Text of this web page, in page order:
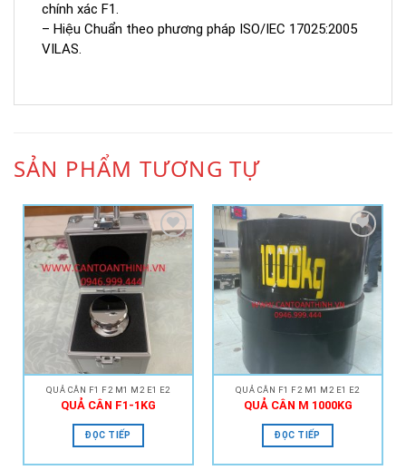
chính xác F1.
– Hiệu Chuẩn theo phương pháp ISO/IEC 17025:2005
VILAS.
SẢN PHẨM TƯƠNG TỰ
QUẢ CÂN F1 F2 M1 M2 E1 E2
QUẢ CÂN F1-1KG
ĐỌC TIẾP
Add to
Wishlist
QUẢ CÂN F1 F2 M1 M2 E1 E2
QUẢ CÂN M 1000KG
ĐỌC TIẾP